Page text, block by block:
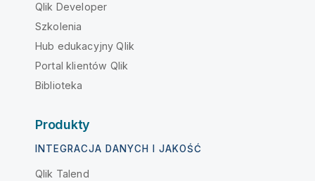
Qlik Developer
Szkolenia
Hub edukacyjny Qlik
Portal klientów Qlik
Biblioteka
Produkty
INTEGRACJA DANYCH I JAKOŚĆ
Qlik Talend